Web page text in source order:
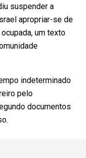
suspender a
apropriar-se de
um texto
indeterminado
pelo
documentos